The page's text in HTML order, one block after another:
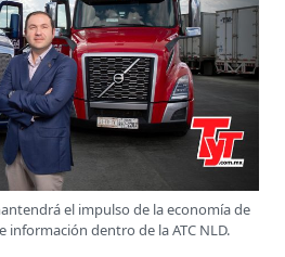
el impulso de la economía de
información dentro de la ATC NLD.